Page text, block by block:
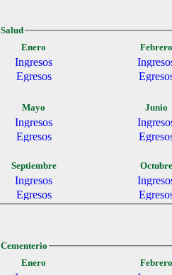
Sector Salud
Enero
Febrero
Mayo Junio
Septiembre Octubre
Sector Cementerio
Enero
Febrero